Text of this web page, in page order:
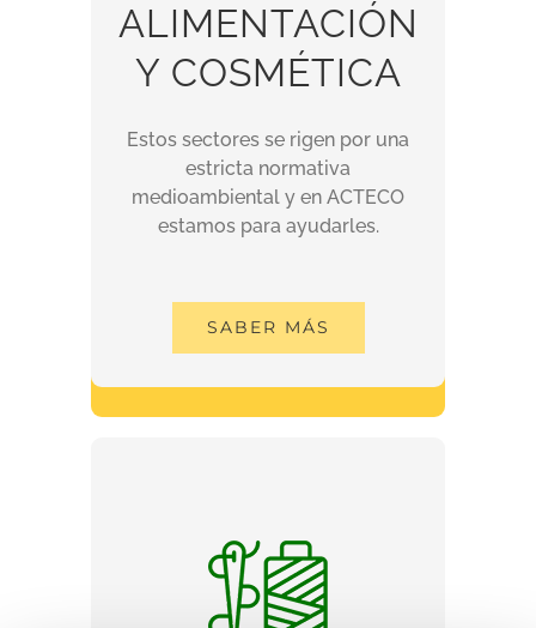
ALIMENTACIÓN
Y COSMÉTICA
Estos sectores se rigen por una
estricta normativa
medioambiental y en ACTECO
estamos para ayudarles.
SABER MÁS
ALIMENTACIÓN
Estos sectores se rigen por una
estricta normativa
medioambiental y en ACTECO
SABER MÁS